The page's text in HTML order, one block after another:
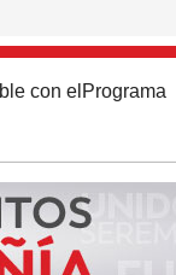
con el Programa